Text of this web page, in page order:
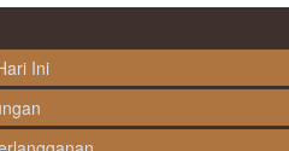
Ini